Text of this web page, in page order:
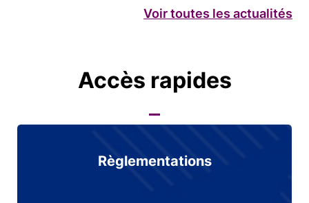
Voir toutes les actualités
Accès rapides
Règlementations